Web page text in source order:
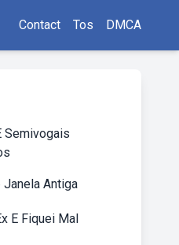
Contact Tos DMCA
Semivogais
Janela Antiga
E Fiquei Mal